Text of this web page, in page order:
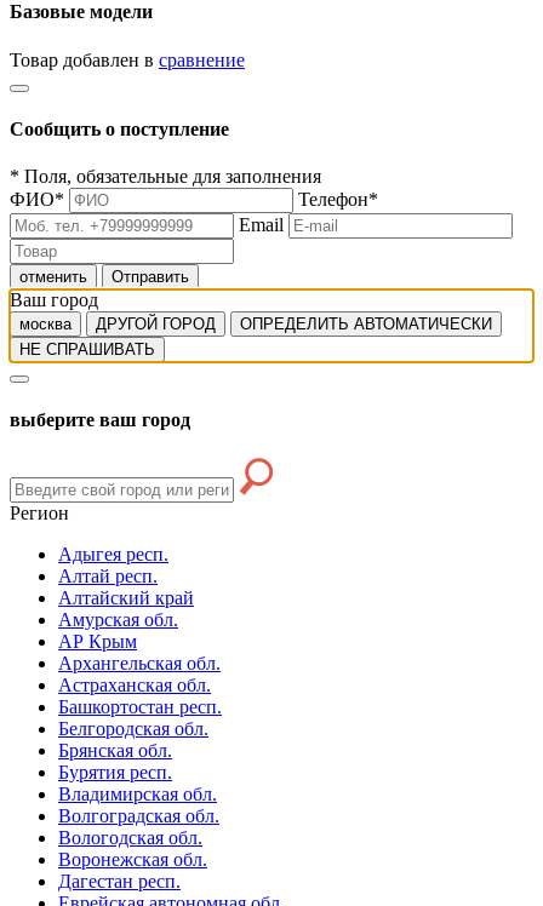
Базовые модели
Товар добавлен в сравнение
Сообщить о поступление
* Поля, обязательные для заполнения
ФИО* Телефон*
Email
отменить Отправить
Ваш город
москва ДРУГОЙ ГОРОД
ОПРЕДЕЛИТЬ АВТОМАТИЧЕСКИ
НЕ СПРАШИВАТЬ
выберите ваш город
Регион
Адыгея респ.
Алтай респ.
Алтайский край
Амурская обл.
АР Крым
Архангельская обл.
Астраханская обл.
Башкортостан респ.
Белгородская обл.
Брянская обл.
Бурятия респ.
Владимирская обл.
Волгоградская обл.
Вологодская обл.
Воронежская обл.
Дагестан респ.